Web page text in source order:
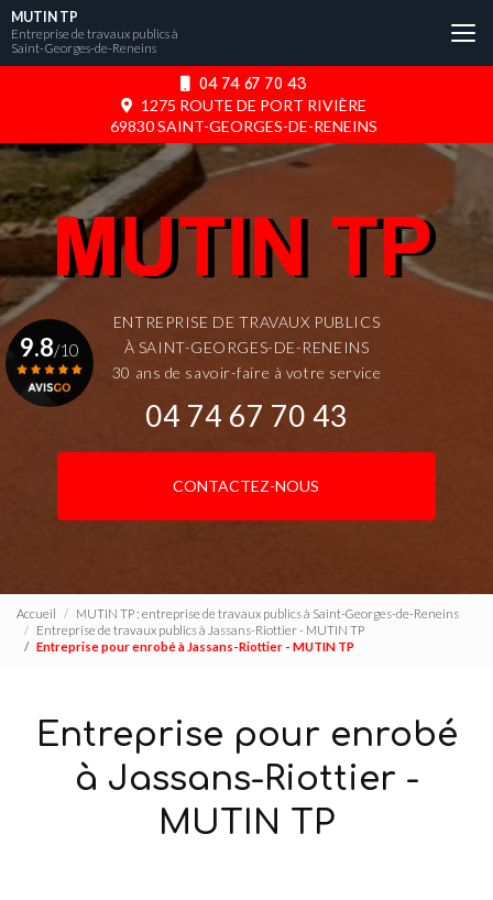
Aller
au
contenu
04 74 67 70 43
1275 ROUTE DE PORT RIVIÈRE
69830 SAINT-GEORGES-DE-RENEINS
MUTIN TP
Entreprise de travaux publics à
Saint-Georges-de-Reneins
ENTREPRISE DE TRAVAUX PUBLICS
À SAINT-GEORGES-DE-RENEINS
30 ans de savoir-faire à votre service
04 74 67 70 43
CONTACTEZ-NOUS
9.8/10
Accueil
MUTIN TP : entreprise de travaux publics à Saint-Georges-de-Reneins
Entreprise de travaux publics à Jassans-Riottier - MUTIN TP
Entreprise pour enrobé à Jassans-Riottier - MUTIN TP
Entreprise pour enrobé
à Jassans-Riottier -
MUTIN TP